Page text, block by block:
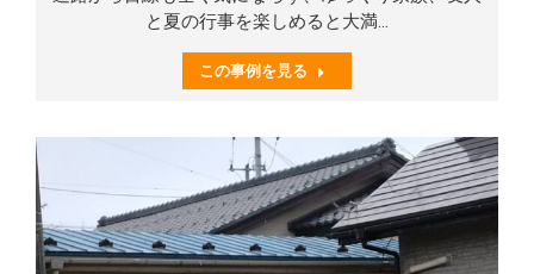
と夏の行事を楽しめると大満…
この事例を見る